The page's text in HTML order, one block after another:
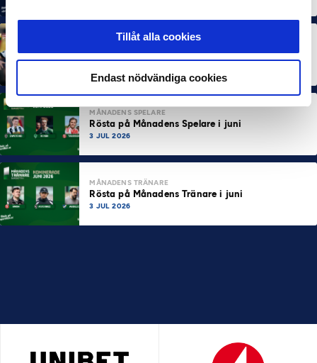
Tillåt alla cookies
Endast nödvändiga cookies
MÅNADENS SPELARE MÅNADENS TRÄNARE
Dubbla Landskrona-priser när juni summeras
MÅNADENS SPELARE
Rösta på Månadens Spelare i juni
3 JUL 2026
MÅNADENS TRÄNARE
Rösta på Månadens Tränare i juni
3 JUL 2026